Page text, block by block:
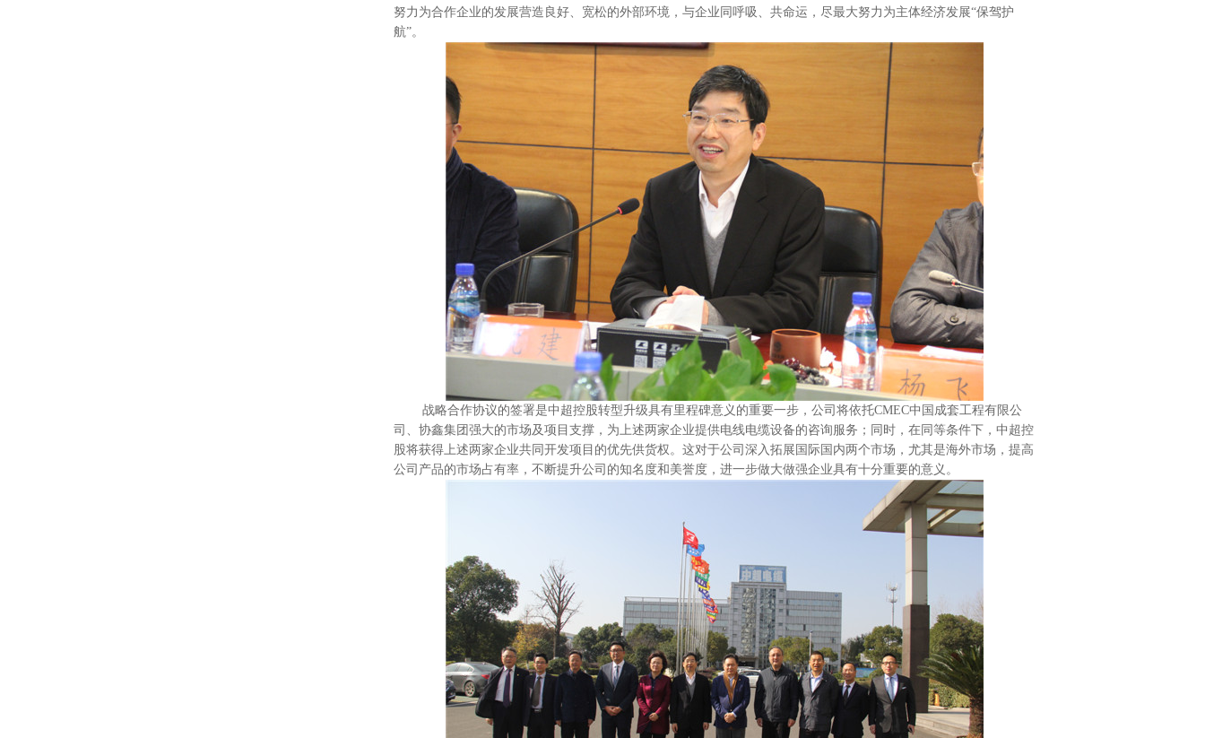
努力为合作企业的发展营造良好、宽松的外部环境，与企业同呼吸、共命运，尽最大努力为主体经济发展“保驾护
航”。
战略合作协议的签署是中超控股转型升级具有里程碑意义的重要一步，公司将依托CMEC中国成套工程有限公
司、协鑫集团强大的市场及项目支撑，为上述两家企业提供电线电缆设备的咨询服务；同时，在同等条件下，中超控
股将获得上述两家企业共同开发项目的优先供货权。这对于公司深入拓展国际国内两个市场，尤其是海外市场，提高
公司产品的市场占有率，不断提升公司的知名度和美誉度，进一步做大做强企业具有十分重要的意义。